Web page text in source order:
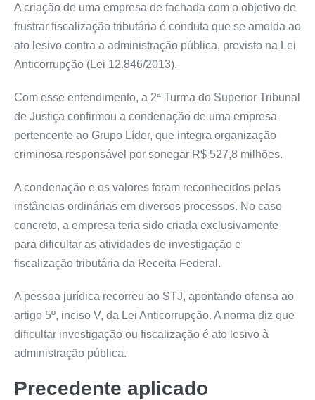
A criação de uma empresa de fachada com o objetivo de
frustrar fiscalização tributária é conduta que se amolda ao
ato lesivo contra a administração pública, previsto na Lei
Anticorrupção (Lei 12.846/2013).
Com esse entendimento, a 2ª Turma do Superior Tribunal
de Justiça confirmou a condenação de uma empresa
pertencente ao Grupo Líder, que integra organização
criminosa responsável por sonegar R$ 527,8 milhões.
A condenação e os valores foram reconhecidos pelas
instâncias ordinárias em diversos processos. No caso
concreto, a empresa teria sido criada exclusivamente
para dificultar as atividades de investigação e
fiscalização tributária da Receita Federal.
A pessoa jurídica recorreu ao STJ, apontando ofensa ao
artigo 5º, inciso V, da Lei Anticorrupção. A norma diz que
dificultar investigação ou fiscalização é ato lesivo à
administração pública.
Precedente aplicado